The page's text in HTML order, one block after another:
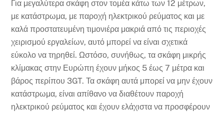
Για μεγαλύτερα σκάφη στον τομέα κάτω των 12 μέτρων,
με κατάστρωμα, με παροχή ηλεκτρικού ρεύματος και με
καλά προστατευμένη τιμονιέρα μακριά από τις περιοχές
χειρισμού εργαλείων, αυτό μπορεί να είναι σχετικά
εύκολο να τηρηθεί. Ωστόσο, συνήθως, τα σκάφη μικρής
κλίμακας στην Ευρώπη έχουν μήκος 5 έως 7 μέτρα και
βάρος περίπου 3GT. Τα σκάφη αυτά μπορεί να μην έχουν
κατάστρωμα, είναι απίθανο να διαθέτουν παροχή
ηλεκτρικού ρεύματος και έχουν ελάχιστα να προσφέρουν